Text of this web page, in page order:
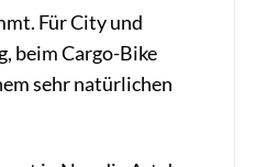
Für City und
beim Cargo-Bike
sehr natürlichen